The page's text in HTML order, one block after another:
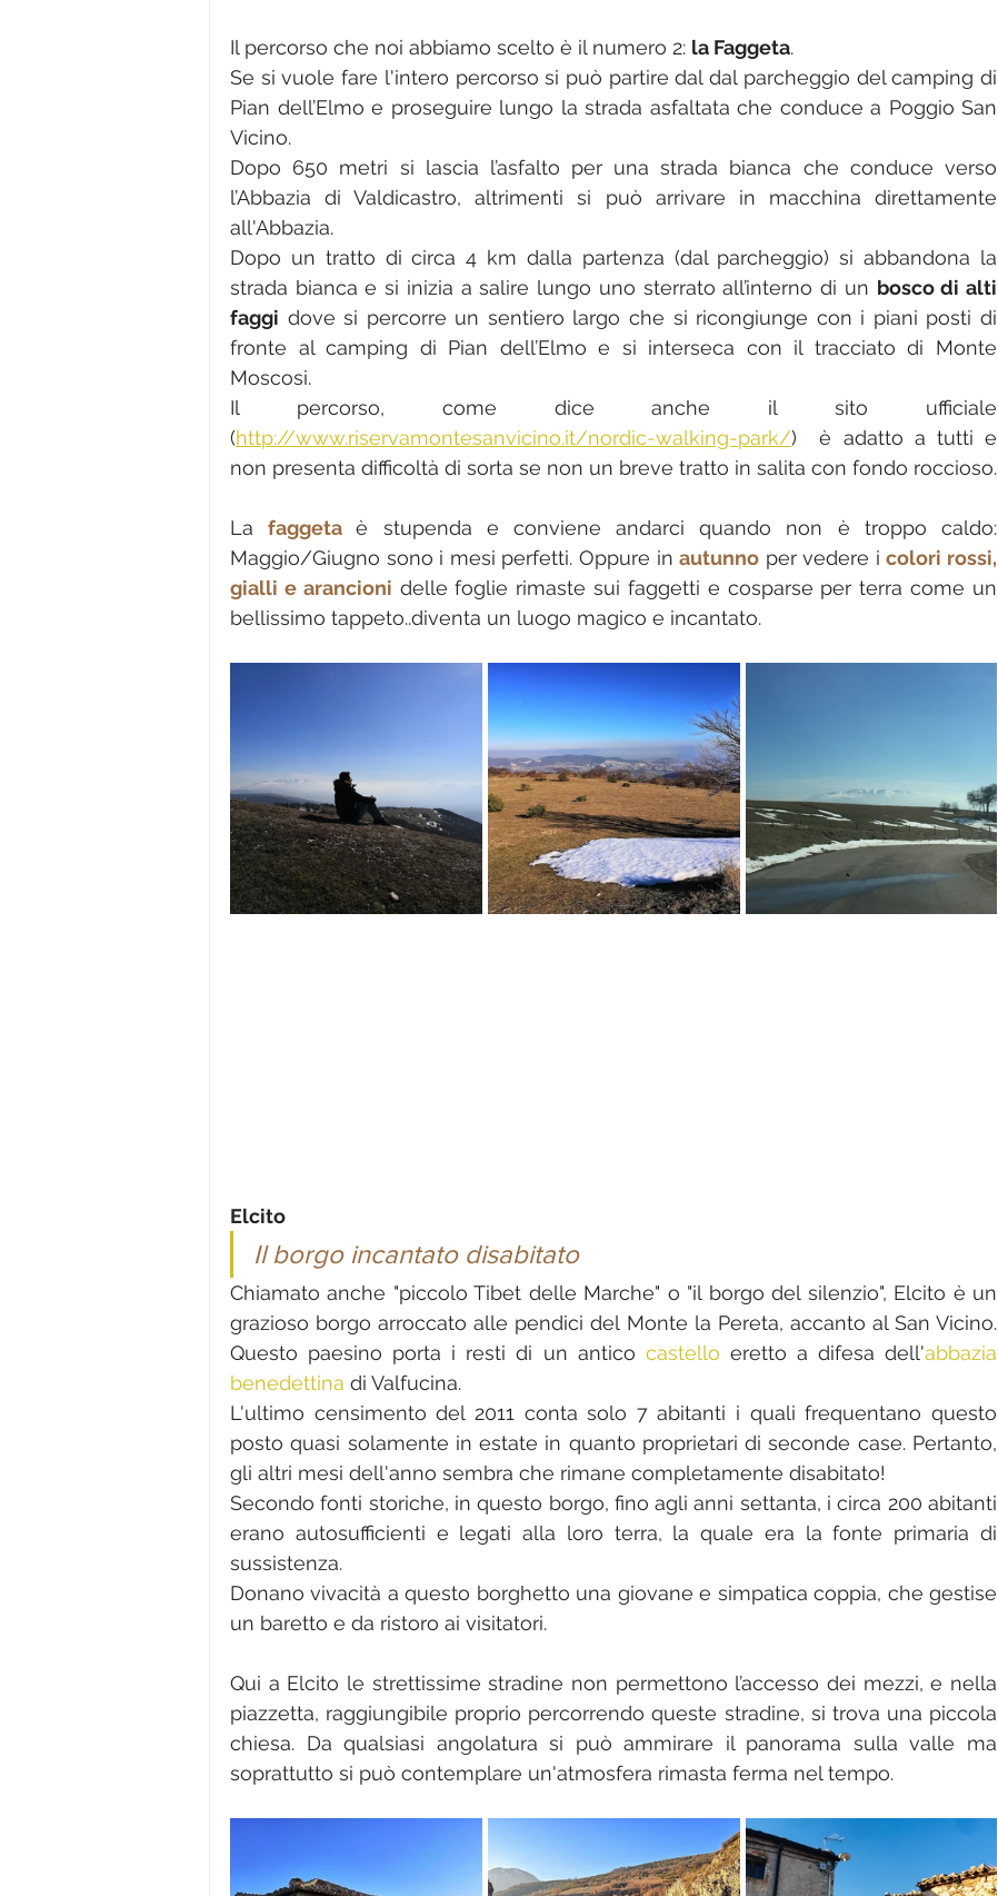
Il percorso che noi abbiamo scelto è il numero 2: la Faggeta.
Se si vuole fare l'intero percorso si può partire dal dal parcheggio del camping di
Pian dell’Elmo e proseguire lungo la strada asfaltata che conduce a Poggio San
Vicino.
Dopo 650 metri si lascia l’asfalto per una strada bianca che conduce verso
l’Abbazia di Valdicastro, altrimenti si può arrivare in macchina direttamente
all'Abbazia.
Dopo un tratto di circa 4 km dalla partenza (dal parcheggio) si abbandona la
strada bianca e si inizia a salire lungo uno sterrato all’interno di un bosco di alti
faggi dove si percorre un sentiero largo che si ricongiunge con i piani posti di
fronte al camping di Pian dell’Elmo e si interseca con il tracciato di Monte
Moscosi.
Il percorso, come dice anche il sito ufficiale
(http://www.riservamontesanvicino.it/nordic-walking-park/)  è adatto a tutti e
non presenta difficoltà di sorta se non un breve tratto in salita con fondo roccioso.
La faggeta è stupenda e conviene andarci quando non è troppo caldo:
Maggio/Giugno sono i mesi perfetti. Oppure in autunno per vedere i colori rossi,
gialli e arancioni delle foglie rimaste sui faggetti e cosparse per terra come un
bellissimo tappeto..diventa un luogo magico e incantato.
Elcito
Il borgo incantato disabitato
Chiamato anche "piccolo Tibet delle Marche" o "il borgo del silenzio", Elcito è un
grazioso borgo arroccato alle pendici del Monte la Pereta, accanto al San Vicino.
Questo paesino porta i resti di un antico castello eretto a difesa dell'abbazia
benedettina di Valfucina.
L'ultimo censimento del 2011 conta solo 7 abitanti i quali frequentano questo
posto quasi solamente in estate in quanto proprietari di seconde case. Pertanto,
gli altri mesi dell'anno sembra che rimane completamente disabitato!
Secondo fonti storiche, in questo borgo, fino agli anni settanta, i circa 200 abitanti
erano autosufficienti e legati alla loro terra, la quale era la fonte primaria di
sussistenza.
Donano vivacità a questo borghetto una giovane e simpatica coppia, che gestise
un baretto e da ristoro ai visitatori.
Qui a Elcito le strettissime stradine non permettono l’accesso dei mezzi, e nella
piazzetta, raggiungibile proprio percorrendo queste stradine, si trova una piccola
chiesa. Da qualsiasi angolatura si può ammirare il panorama sulla valle ma
soprattutto si può contemplare un'atmosfera rimasta ferma nel tempo.